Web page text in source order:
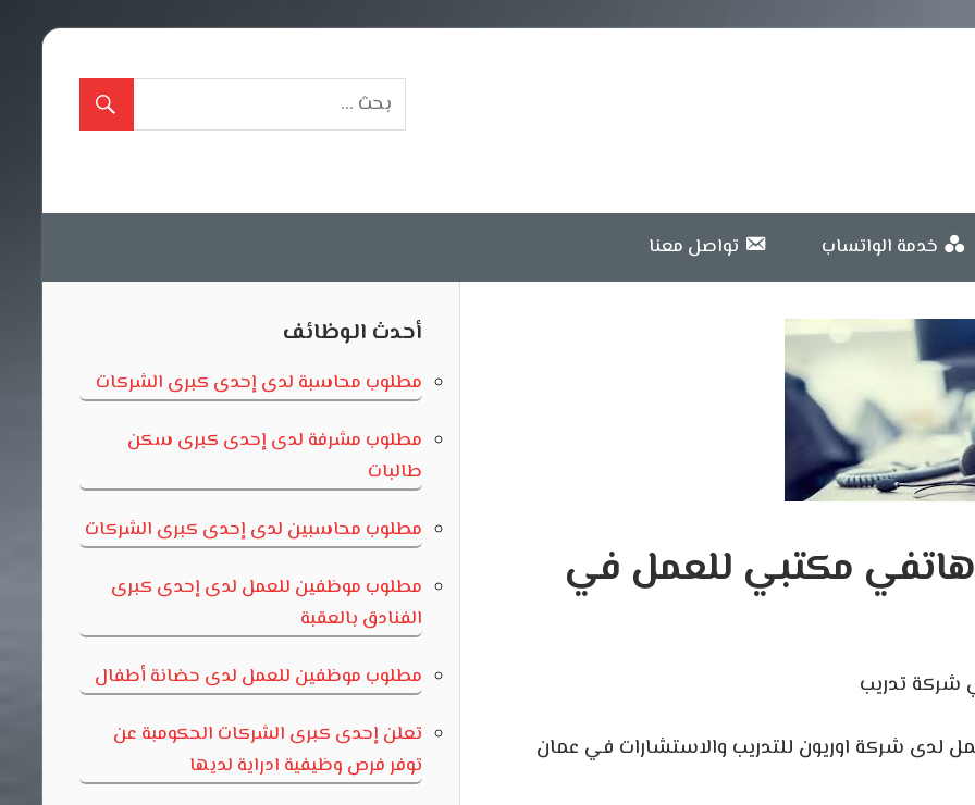
خدمة الواتساب تواصل معنا
مكتبي للعمل في
تدريب
شركة اوريون للتدريب والاستشارات في عمان
أحدث الوظائف
مطلوب محاسبة لدى إحدى كبرى الشركات
مطلوب مشرفة لدى إحدى كبرى سكن
طالبات
مطلوب محاسبين لدى إحدى كبرى الشركات
مطلوب موظفين للعمل لدى إحدى كبرى
الفنادق بالعقبة
مطلوب موظفين للعمل لدى حضانة أطفال
تعلن إحدى كبرى الشركات الحكومبة عن
توفر فرص وظيفية ادراية لديها